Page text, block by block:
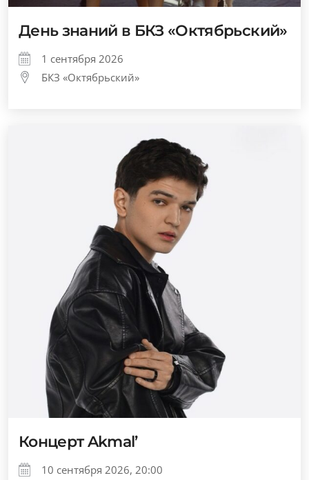
День знаний в БКЗ «Октябрьский»
1 сентября 2026
БКЗ «Октябрьский»
Концерт Akmal’
10 сентября 2026, 20:00